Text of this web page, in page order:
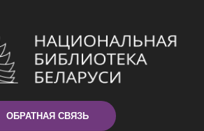
ОБРАТНАЯ СВЯЗЬ